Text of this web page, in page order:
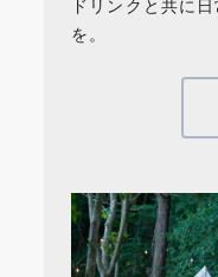
ドリンクと共に
を。